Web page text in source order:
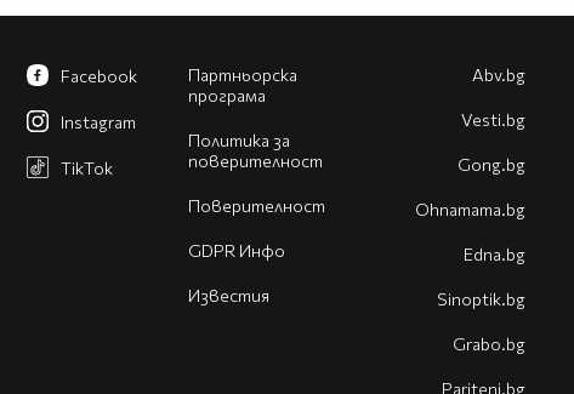
Партньорска
програма
Политика за
поверителност
Поверителност
GDPR Инфо
Известия
Facebook
Instagram
TikTok
Abv.bg
Vesti.bg
Gong.bg
Оhnamama.bg
Edna.bg
Sinoptik.bg
Grabo.bg
Pariteni.bg